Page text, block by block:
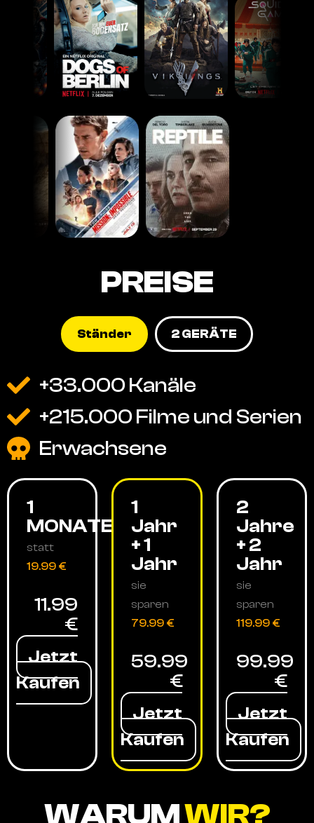
PREISE
Ständer 2 GERÄTE
+33.000 Kanäle
+215.000 Filme und Serien
Erwachsene
1
MONATE
statt
19.99 €
11.99
€
Jetzt
Kaufen
1
Jahr
+ 1
Jahr
sie
sparen
79.99 €
59.99
€
Jetzt
Kaufen
2
Jahre
+ 2
Jahr
sie
sparen
119.99 €
99.99
€
Jetzt
Kaufen
WARUMWIR?